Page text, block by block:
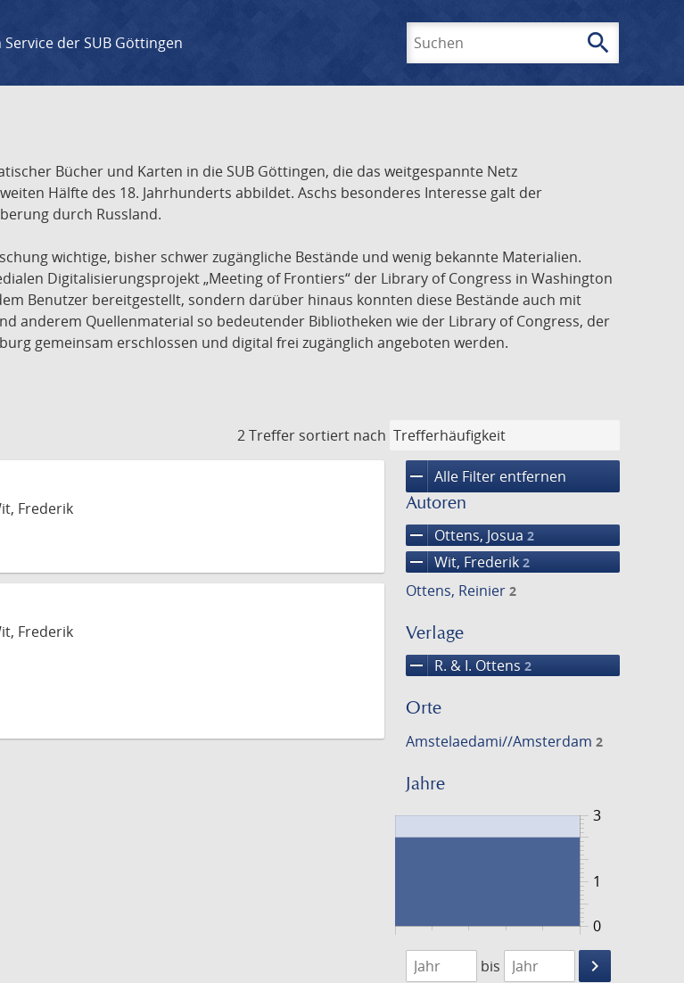
Service der SUB Göttingen search
Bücher und Karten in die SUB Göttingen, die das weitgespannte Netz
Hälfte des 18. Jahrhunderts abbildet. Aschs besonderes Interesse galt der
durch Russland.
wichtige, bisher schwer zugängliche Bestände und wenig bekannte Materialien.
Digitalisierungsprojekt „Meeting of Frontiers“ der Library of Congress in Washington
Benutzer bereitgestellt, sondern darüber hinaus konnten diese Bestände auch mit
anderem Quellenmaterial so bedeutender Bibliotheken wie der Library of Congress, der
gemeinsam erschlossen und digital frei zugänglich angeboten werden.
2 Treffer sortiert nach
remove Alle Filter entfernen
Autoren
remove Ottens, Josua 2
remove Wit, Frederik 2
Ottens, Reinier 2
Verlage
remove R. & I. Ottens 2
Orte
Amstelaedami//Amsterdam 2
Jahre
0
3
1
1720
1721
bis
keyboard_arrow_right
Frederik
Frederik